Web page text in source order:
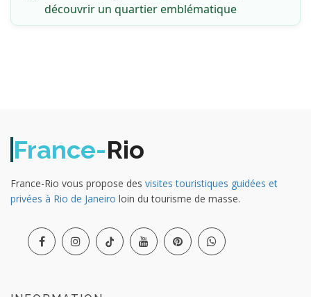
découvrir un quartier emblématique
France-Rio
France-Rio vous propose des visites touristiques guidées et
privées à Rio de Janeiro loin du tourisme de masse.